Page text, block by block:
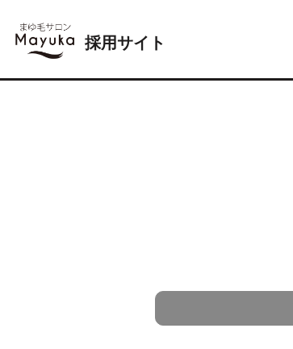
採用サイト